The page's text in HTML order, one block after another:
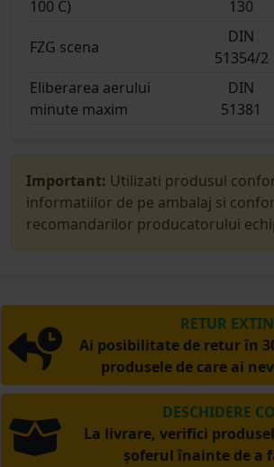
100 C) 130
FZG scena
DIN
51354/2
Eliberarea aerului
minute maxim
DIN
51381
Important: Utilizati produsul
informatiilor de pe ambalaj si
recomandarilor producatorului
RETUR
Ai posibilitate de retur în
produsele de care ai
DESCHIDERE
La livrare, verifici
șoferul înainte de a